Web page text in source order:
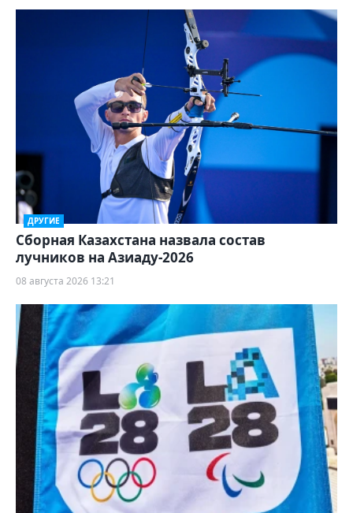
ДРУГИЕ
Сборная Казахстана назвала состав
лучников на Азиаду-2026
08 августа 2026 13:21